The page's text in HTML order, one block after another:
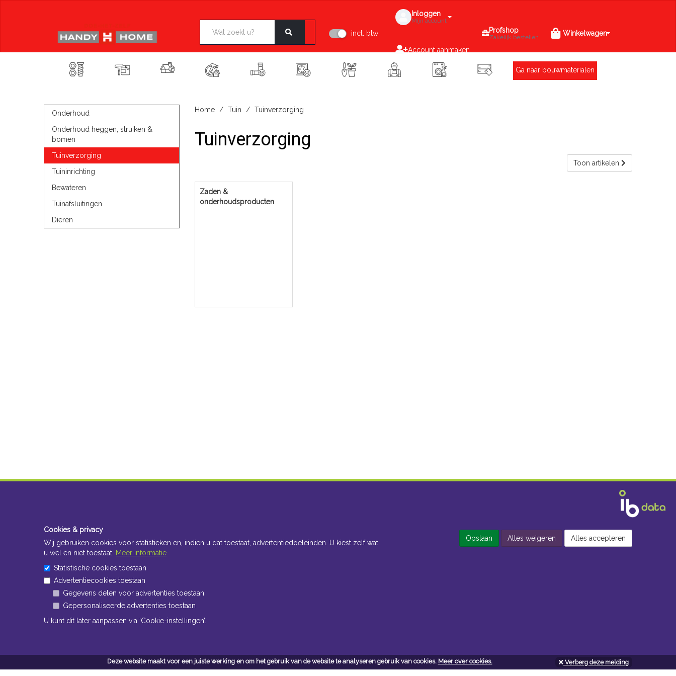
Deze website maakt voor een juiste werking en om het gebruik van de website te analyseren gebruik van cookies. Meer over cookies. Verberg deze melding
incl. btw
Inloggen
Mijn account
Account aanmaken
Profshop
Zakelijk bestellen Winkelwagen
Ga naar bouwmaterialen
Home Tuin Tuinverzorging
Tuinverzorging
Toon artikelen
Zaden &
onderhoudsproducten
Onderhoud
Onderhoud heggen, struiken &
bomen
Tuinverzorging
Tuininrichting
Bewateren
Tuinafsluitingen
Dieren
Contacteer ons Openingsuren toonzaal Openingsuren doe-het-zelf
Cookies & privacy
Wij gebruiken cookies voor statistieken en, indien u dat toestaat, advertentiedoeleinden. U kiest zelf wat
u wel en niet toestaat. Meer informatie
Statistische cookies toestaan
Advertentiecookies toestaan
Gegevens delen voor advertenties toestaan
Gepersonaliseerde advertenties toestaan
U kunt dit later aanpassen via ‘Cookie-instellingen’.
Opslaan Alles weigeren Alles accepteren